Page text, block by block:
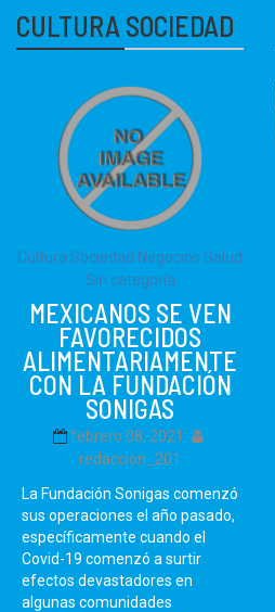
CULTURA SOCIEDAD
Cultura Sociedad Negocios Salud
Sin categoría
MEXICANOS SE VEN
FAVORECIDOS
ALIMENTARIAMENTE
CON LA FUNDACIÓN
SONIGAS
febrero 08, 2021
redaccion_201
La Fundación Sonigas comenzó
sus operaciones el año pasado,
específicamente cuando el
Covid-19 comenzó a surtir
efectos devastadores en
algunas comunidades